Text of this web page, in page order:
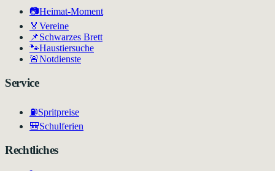
📷Heimat-Moment
🏅 Vereine
📌Schwarzes Brett
🐾Haustiersuche
🚨Notdienste
Service
⛽Spritpreise
🎒Schulferien
Rechtliches